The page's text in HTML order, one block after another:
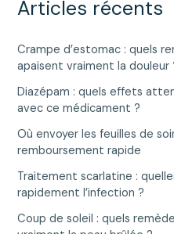
Articles récents
Crampe d’estomac : quels
apaisent vraiment la douleur
Diazépam : quels effets
avec ce médicament ?
Où envoyer les feuilles de
remboursement rapide
Traitement scarlatine :
rapidement l’infection ?
Coup de soleil : quels